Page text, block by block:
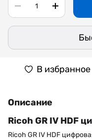
В избранное
Описание
Ricoh GR IV HDF
Ricoh GR IV HDF